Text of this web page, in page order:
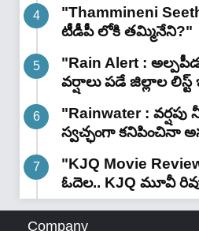
"Thammineni
టీడీపీ లోకి తమ్మినేని?"
"Rain Alert :
వర్షాలు పడే జిల్లాల
"Rainwater :
స్వచ్ఛంగా కనిపించినా
"KJQ Movie Review
ఓదెల.. KJQ మూవీ
Company